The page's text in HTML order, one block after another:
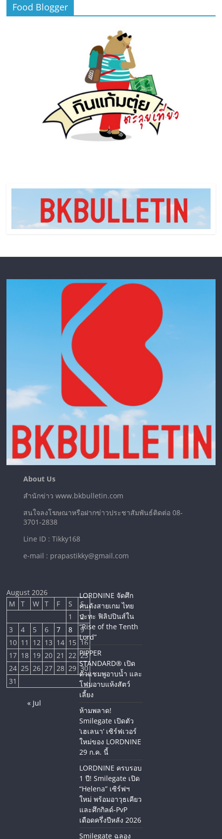
Food Blogger
About Us
สำนักข่าว www.bkbulletin.com
สนใจลงโฆษณาหรือฝากข่าวประชาสัมพันธ์ติดต่อ 08-
3701-2838
Line ID : Tikky168
e-mail : prapastikky@gmail.com
August 2026
M
T W T F S
S
1
2
3
4 5 6 7 8
9
10 11 12 13 14 15 16
17 18 19 20 21 22 23
24 25 26 27 28 29 30
31
« Jul
LORDNINE จัดศึก
คนดังสายเกม ไทย
ปะทะ ฟิลิปปินส์ใน
“Rise of the Tenth
Lord”
PIPPER
STANDARD® เปิด
ตัวแชมพูอาบน้ำ และ
โฟมอาบแห้งสัตว์
เลี้ยง
ห้ามพลาด!
Smilegate เปิดตัว
‘เฮเลนา’ เซิร์ฟเวอร์
ใหม่ของ LORDNINE
29 ก.ค. นี้
LORDNINE ครบรอบ
1 ปี! Smilegate เปิด
“Helena” เซิร์ฟฯ
ใหม่ พร้อมอาวุธเคียว
และศึกกิลด์-PvP
เดือดครึ่งปีหลัง 2026
Smilegate ฉลอง